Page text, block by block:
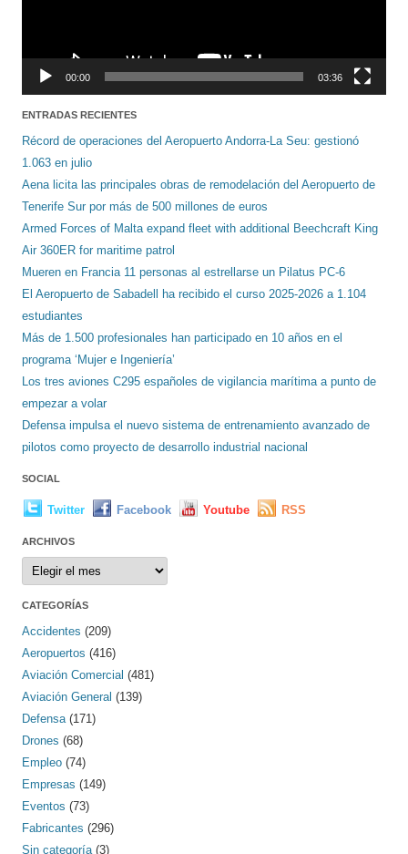
00:00 03:36
ENTRADAS RECIENTES
Récord de operaciones del Aeropuerto Andorra-La Seu: gestionó
1.063 en julio
Aena licita las principales obras de remodelación del Aeropuerto de
Tenerife Sur por más de 500 millones de euros
Armed Forces of Malta expand fleet with additional Beechcraft King
Air 360ER for maritime patrol
Mueren en Francia 11 personas al estrellarse un Pilatus PC-6
El Aeropuerto de Sabadell ha recibido el curso 2025-2026 a 1.104
estudiantes
Más de 1.500 profesionales han participado en 10 años en el
programa ‘Mujer e Ingeniería’
Los tres aviones C295 españoles de vigilancia marítima a punto de
empezar a volar
Defensa impulsa el nuevo sistema de entrenamiento avanzado de
pilotos como proyecto de desarrollo industrial nacional
SOCIAL
Twitter Facebook Youtube RSS
ARCHIVOS
Archivos
CATEGORÍAS
Accidentes (209)
Aeropuertos (416)
Aviación Comercial (481)
Aviación General (139)
Defensa (171)
Drones (68)
Empleo (74)
Empresas (149)
Eventos (73)
Fabricantes (296)
Sin categoría (3)